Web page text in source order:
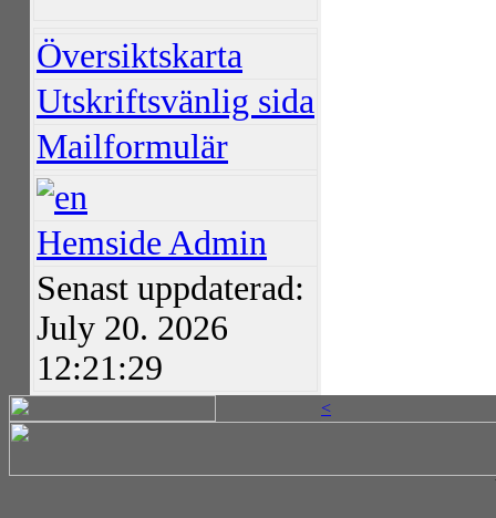
Översiktskarta
Utskriftsvänlig sida
Mailformulär
Hemside Admin
Senast uppdaterad:
July 20. 2026
12:21:29
<